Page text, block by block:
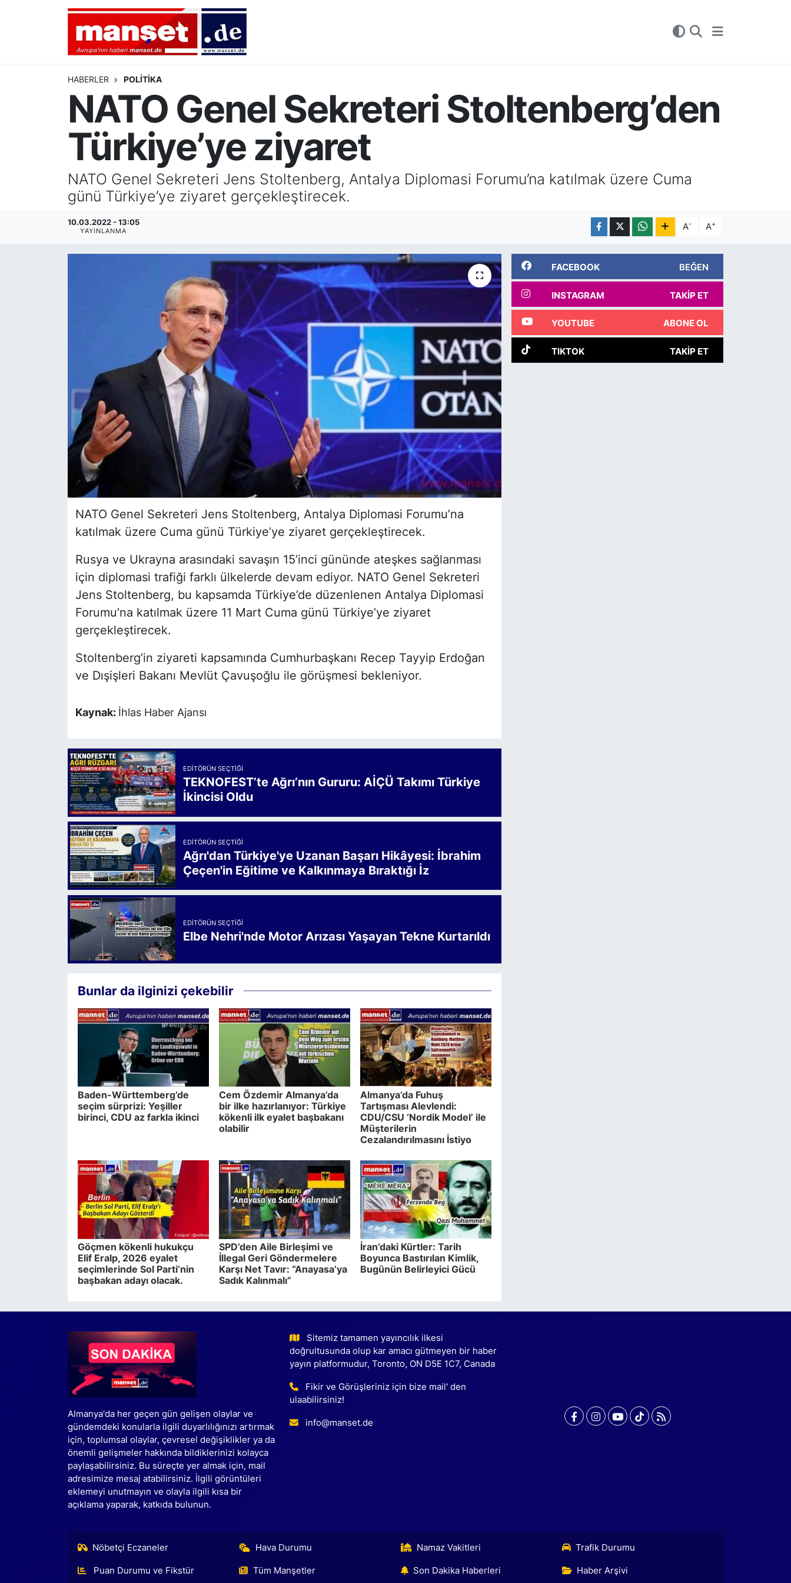
HABERLER POLİTİKA
NATO Genel Sekreteri Stoltenberg’den
Türkiye’ye ziyaret
NATO Genel Sekreteri Jens Stoltenberg, Antalya Diplomasi Forumu’na katılmak üzere Cuma
günü Türkiye’ye ziyaret gerçekleştirecek.
10.03.2022 - 13:05
YAYINLANMA A- A+
NATO Genel Sekreteri Jens Stoltenberg, Antalya Diplomasi Forumu’na
katılmak üzere Cuma günü Türkiye’ye ziyaret gerçekleştirecek.
Rusya ve Ukrayna arasındaki savaşın 15’inci gününde ateşkes sağlanması
için diplomasi trafiği farklı ülkelerde devam ediyor. NATO Genel Sekreteri
Jens Stoltenberg, bu kapsamda Türkiye’de düzenlenen Antalya Diplomasi
Forumu’na katılmak üzere 11 Mart Cuma günü Türkiye’ye ziyaret
gerçekleştirecek.
Stoltenberg’in ziyareti kapsamında Cumhurbaşkanı Recep Tayyip Erdoğan
ve Dışişleri Bakanı Mevlüt Çavuşoğlu ile görüşmesi bekleniyor.
Kaynak: İhlas Haber Ajansı
EDITÖRÜN SEÇTIĞI
TEKNOFEST’te Ağrı’nın Gururu: AİÇÜ Takımı Türkiye
İkincisi Oldu
EDITÖRÜN SEÇTIĞI
Ağrı'dan Türkiye'ye Uzanan Başarı Hikâyesi: İbrahim
Çeçen'in Eğitime ve Kalkınmaya Bıraktığı İz
EDITÖRÜN SEÇTIĞI
Elbe Nehri'nde Motor Arızası Yaşayan Tekne Kurtarıldı
Bunlar da ilginizi çekebilir
Baden-Württemberg’de
seçim sürprizi: Yeşiller
birinci, CDU az farkla ikinci
Cem Özdemir Almanya’da
bir ilke hazırlanıyor: Türkiye
kökenli ilk eyalet başbakanı
olabilir
Almanya’da Fuhuş
Tartışması Alevlendi:
CDU/CSU ‘Nordik Model’ ile
Müşterilerin
Cezalandırılmasını İstiyo
Göçmen kökenli hukukçu
Elif Eralp, 2026 eyalet
seçimlerinde Sol Parti’nin
başbakan adayı olacak.
SPD’den Aile Birleşimi ve
İllegal Geri Göndermelere
Karşı Net Tavır: “Anayasa’ya
Sadık Kalınmalı”
İran’daki Kürtler: Tarih
Boyunca Bastırılan Kimlik,
Bugünün Belirleyici Gücü
FACEBOOK BEĞEN
INSTAGRAM TAKIP ET
YOUTUBE ABONE OL
TIKTOK TAKIP ET
Almanya'da her geçen gün gelişen olaylar ve
gündemdeki konularla ilgili duyarlılığınızı artırmak
için, toplumsal olaylar, çevresel değişiklikler ya da
önemli gelişmeler hakkında bildiklerinizi kolayca
paylaşabilirsiniz. Bu süreçte yer almak için, mail
adresimize mesaj atabilirsiniz. İlgili görüntüleri
eklemeyi unutmayın ve olayla ilgili kısa bir
açıklama yaparak, katkıda bulunun.
Sitemiz tamamen yayıncılık ilkesi
doğrultusunda olup kar amacı gütmeyen bir haber
yayın platformudur, Toronto, ON D5E 1C7, Canada
Fikir ve Görüşleriniz için bize mail' den
ulaabilirsiniz!
info@manset.de
Nöbetçi Eczaneler Hava Durumu Namaz Vakitleri Trafik Durumu
Puan Durumu ve Fikstür Tüm Manşetler Son Dakika Haberleri Haber Arşivi
AVRUPA
ALMANYA
TÜRKİYE
DEUTSCH
EKONOMİ
Nöbetçi Eczaneler
Hava Durumu
Namaz Vakitleri
Trafik Durumu
Tüm Manşetler
Son Dakika Haberleri
Haber Arşivi